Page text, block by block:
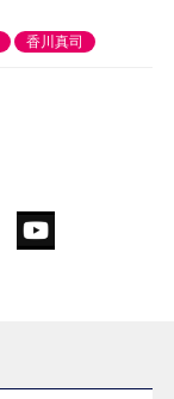
香川真司